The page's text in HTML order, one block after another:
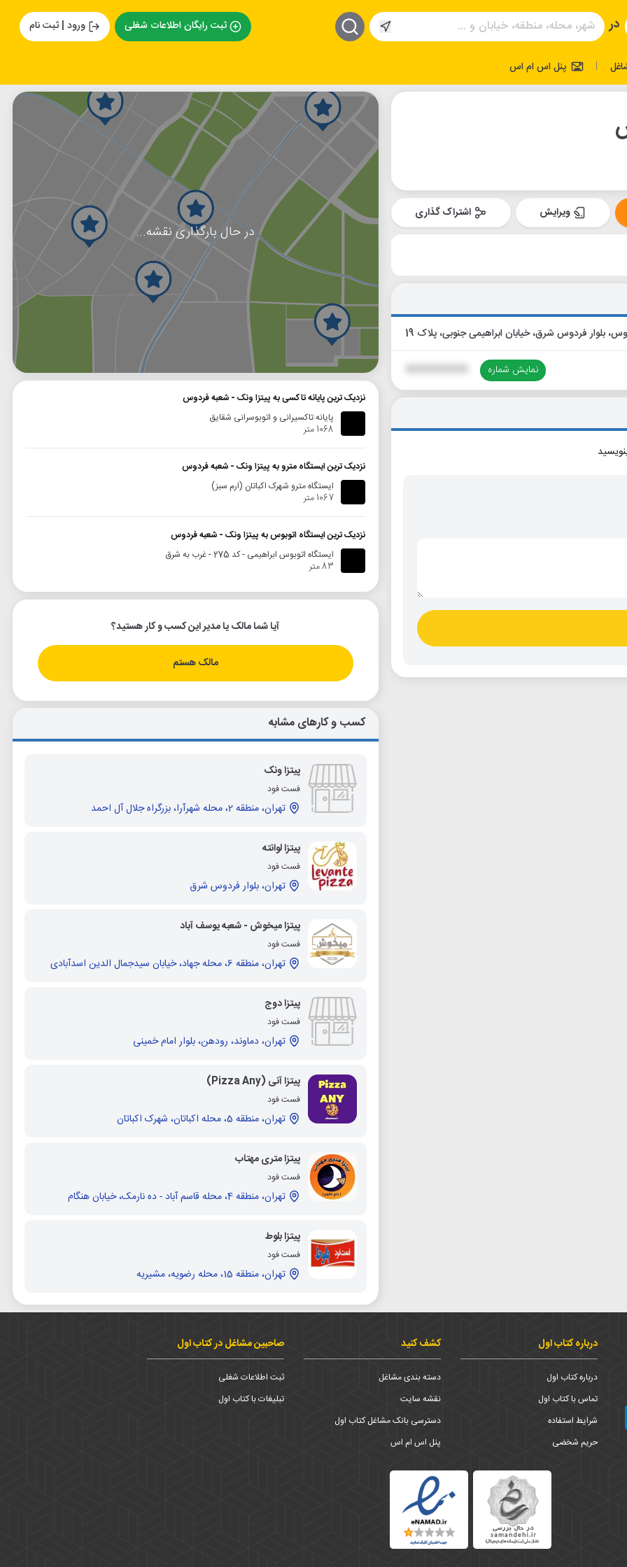
در ثبت رایگان اطلاعات شغلی ورود | ثبت نام
| پنل اس ام اس
ویرایش اشتراک گذاری
نمایش شماره XXXXXXXXXX
در حال بارگذاری نقشه...
نزدیک ترین پایانه تاکسی به پیتزا ونک - شعبه فردوس
پایانه تاکسیرانی و اتوبوسرانی شقایق
1068 متر
نزدیک ترین ایستگاه مترو به پیتزا ونک - شعبه فردوس
ایستگاه مترو شهرک اکباتان (ارم سبز)
1067 متر
نزدیک ترین ایستگاه اتوبوس به پیتزا ونک - شعبه فردوس
ایستگاه اتوبوس ابراهیمی - کد 275 - غرب به شرق
83 متر
آیا شما مالک یا مدیر این کسب و کار هستید؟
مالک هستم
کسب و کارهای مشابه
پیتزا ونک
فست فود
تهران، منطقه 2، محله شهرآرا، بزرگراه جلال آل احمد
پیتزا لوانته
فست فود
تهران، بلوار فردوس شرق
پیتزا میخوش - شعبه یوسف آباد
فست فود
تهران، منطقه 6، محله جهاد، خیابان سیدجمال الدین اسدآبادی
پیتزا دوج
فست فود
تهران، دماوند، رودهن، بلوار امام خمینی
پیتزا آنی (Pizza Any)
فست فود
تهران، منطقه 5، محله اکباتان، شهرک اکباتان
پیتزا متری مهتاب
فست فود
تهران، منطقه 4، محله قاسم آباد - ده نارمک، خیابان هنگام
پیتزا بلوط
فست فود
تهران، منطقه 15، محله رضویه، مشیریه
درباره کتاب اول
درباره کتاب اول
تماس با کتاب اول
شرایط استفاده
حریم شخضی
کشف کنید
دسته بندی مشاغل
نقشه سایت
دسترسی بانک مشاغل کتاب اول
پنل اس ام اس
صاحبین مشاغل در کتاب اول
ثبت اطلاعات شغلی
تبلیغات با کتاب اول